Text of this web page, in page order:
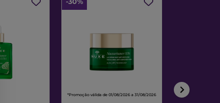
*Promoção válida de 01/08/2026 a 31/08/2026 *Promoção válida